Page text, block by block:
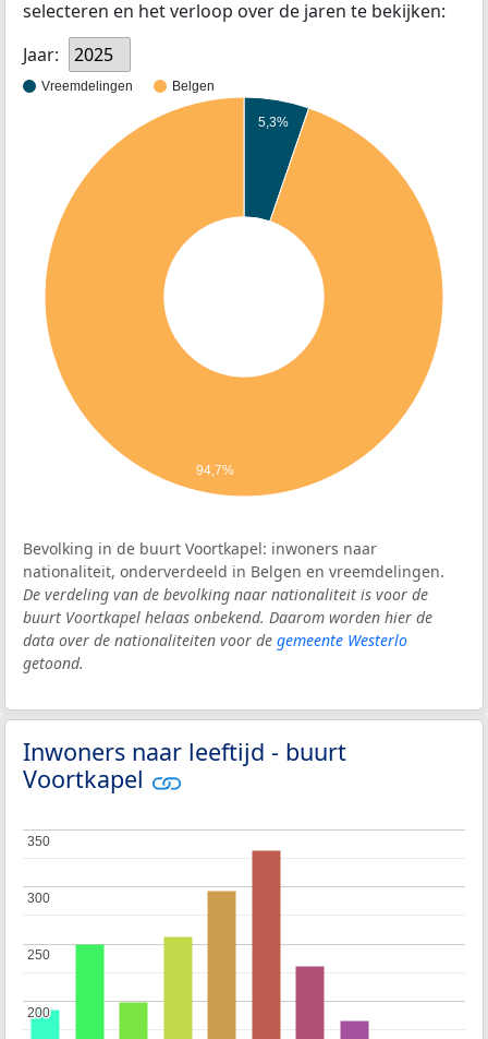
selecteren en het verloop over de jaren te bekijken:
Jaar:
2025
Vreemdelingen Belgen
5,3%
94,7%
Bevolking in de buurt Voortkapel: inwoners naar
nationaliteit, onderverdeeld in Belgen en vreemdelingen.
De verdeling van de bevolking naar nationaliteit is voor de
buurt Voortkapel helaas onbekend. Daarom worden hier de
data over de nationaliteiten voor de gemeente Westerlo
getoond.
Inwoners naar leeftijd - buurt
Voortkapel
200
200
250
250
300
300
350
350